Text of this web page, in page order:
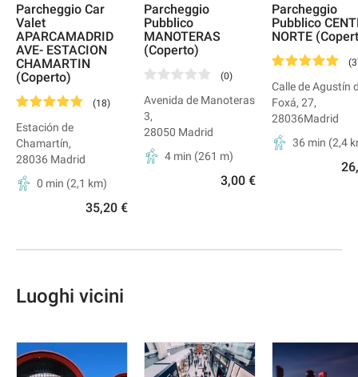
Parcheggio Car
Valet
APARCAMADRID
AVE- ESTACION
CHAMARTIN
(Coperto)
(18)
Estación de
Chamartín,
28036 Madrid
0 min (2,1 km)
35,20 €
Parcheggio
Pubblico
MANOTERAS
(Coperto)
(0)
Avenida de Manoteras
3,
28050 Madrid
4 min (261 m)
3,00 €
Parcheggio
Pubblico
NORTE
(
Calle de Agustín
Foxá, 27,
28036Madrid
36 min (2,4
Luoghi vicini